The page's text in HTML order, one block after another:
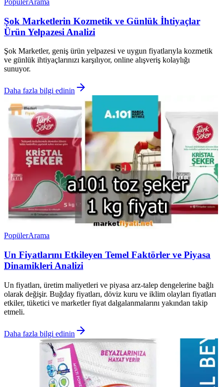
Şok Marketlerin Kozmetik ve Günlük İhtiyaçlar
Ürün Yelpazesi Analizi
Şok Marketler, geniş ürün yelpazesi ve uygun fiyatlarıyla kozmetik
ve günlük ihtiyaçlarınızı karşılıyor, online alışveriş kolaylığı
sunuyor.
Daha fazla bilgi edinin
PopülerArama
Un Fiyatlarını Etkileyen Temel Faktörler ve Piyasa
Dinamikleri Analizi
Un fiyatları, üretim maliyetleri ve piyasa arz-talep dengelerine bağlı
olarak değişir. Buğday fiyatları, döviz kuru ve iklim olayları fiyatları
etkiler, tüketici ve marketler fiyat dalgalanmalarını yakından takip
etmeli.
Daha fazla bilgi edinin